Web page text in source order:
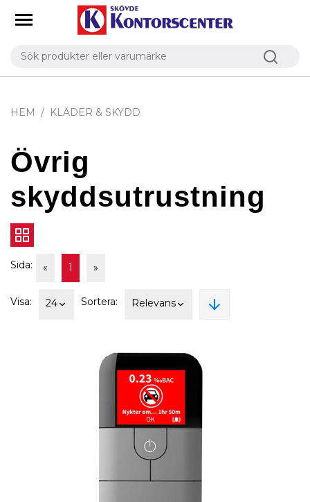
HEM KLÄDER & SKYDD
Övrig
skyddsutrustning
Sida: « 1 »
Visa: 24 Sortera: Relevans